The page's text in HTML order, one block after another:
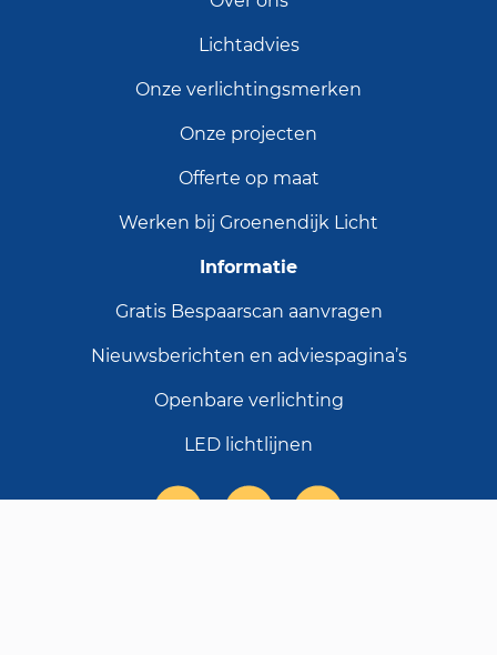
Lichtadvies
Onze verlichtingsmerken
Onze projecten
Offerte op maat
Werken bij Groenendijk Licht
Informatie
Gratis Bespaarscan aanvragen
Nieuwsberichten en adviespagina’s
Openbare verlichting
LED lichtlijnen